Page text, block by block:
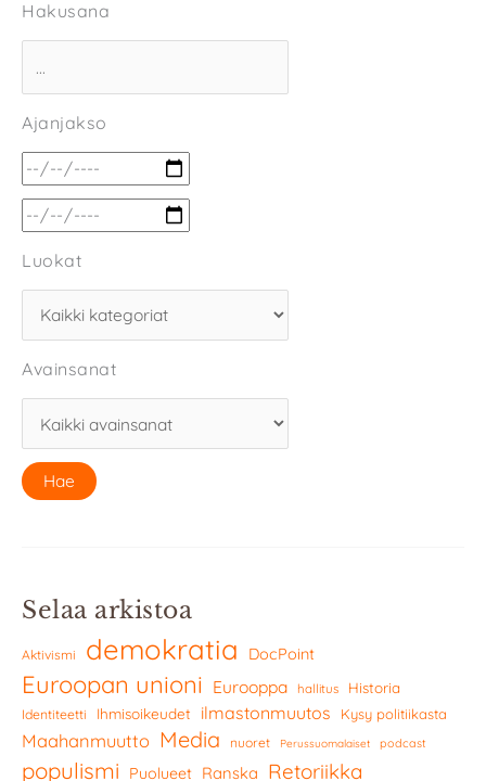
Hakusana
Ajanjakso
Luokat
Avainsanat
Selaa arkistoa
Aktivismi demokratia DocPoint
Euroopan unioni Eurooppa hallitus Historia
Identiteetti Ihmisoikeudet ilmastonmuutos Kysy politiikasta
Maahanmuutto Media nuoret Perussuomalaiset podcast
populismi Puolueet Ranska Retoriikka